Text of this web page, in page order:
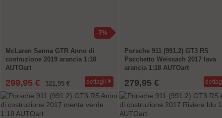
-7%
McLaren Senna GTR Anno di
costruzione 2019 arancia 1:18
AUTOart
299,95 € 321,95 € dettagli
Porsche 911 (991.2) GT3 RS
Pacchetto Weissach 2017 lava
arancia 1:18 AUTOart
279,95 €